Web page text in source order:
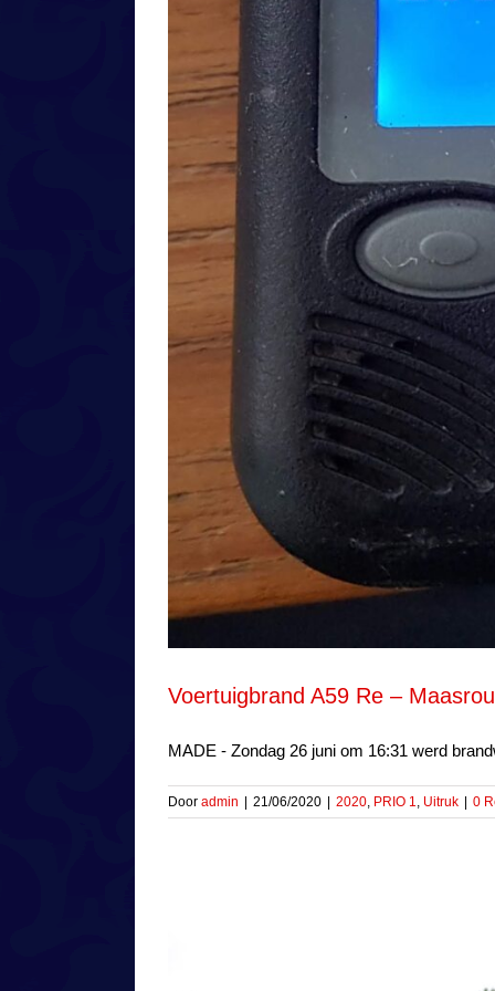
Voertuigbrand A59 Re –
MADE - Zondag 26 juni om 16:31 werd
Door admin | 21/06/2020 | 2020 PRIO 1 Uitruk | 0